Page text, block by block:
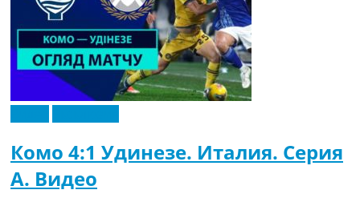
Комо 4:1 Удинезе. Италия. Серия
A. Видео